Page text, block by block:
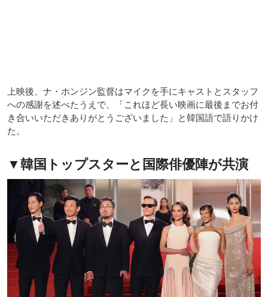
上映後、ナ・ホンジン監督はマイクを手にキャストとスタッフ
への感謝を述べたうえで、「これほど長い映画に最後までお付
き合いいただきありがとうございました」と韓国語で語りかけ
た。
▼韓国トップスターと国際俳優陣が共演